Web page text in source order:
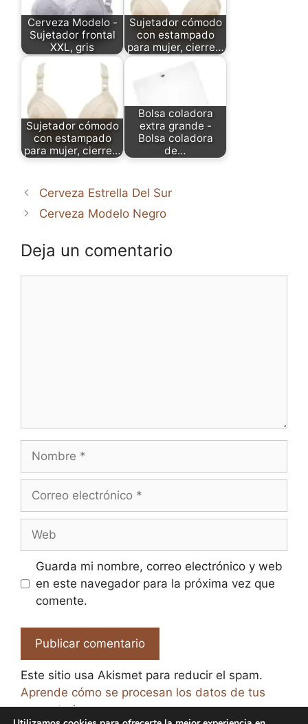
Cerveza Modelo -
Sujetador frontal
XXL, gris
Sujetador cómodo
con estampado
para mujer, cierre…
Sujetador cómodo
con estampado
para mujer, cierre…
Bolsa coladora
extra grande -
Bolsa coladora
de…
Cerveza Estrella Del Sur
Cerveza Modelo Negro
Deja un comentario
Nombre
Correo
Web
Guarda mi nombre, correo electrónico y web
en este navegador para la próxima vez que
comente.
Este sitio usa Akismet para reducir el spam.
Aprende cómo se procesan los datos de tus
comentarios.